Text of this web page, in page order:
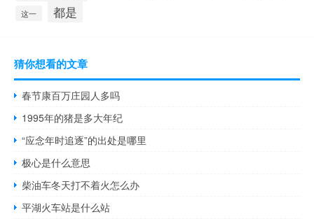
这一 都是
猜你想看的文章
春节康百万庄园人多吗
1995年的猪是多大年纪
“应念年时追逐”的出处是哪里
极心是什么意思
柴油车冬天打不着火怎么办
平湖火车站是什么站